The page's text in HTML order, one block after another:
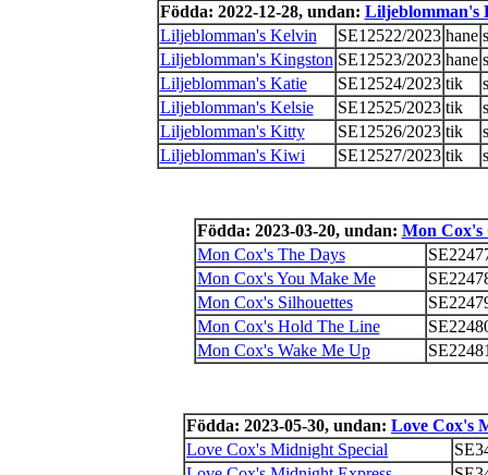
Födda: 2022-12-28, undan: Liljeblomman's
Liljeblomman's Kelvin
SE12522/2023 hane
Liljeblomman's Kingston SE12523/2023 hane
Liljeblomman's Katie
SE12524/2023 tik
Liljeblomman's Kelsie
SE12525/2023 tik
Liljeblomman's Kitty
SE12526/2023 tik
Liljeblomman's Kiwi
SE12527/2023 tik
Födda: 2023-03-20, undan: Mon Cox's
Mon Cox's The Days
Mon Cox's You Make Me
Mon Cox's Silhouettes
Mon Cox's Hold The Line
Mon Cox's Wake Me Up
Födda: 2023-05-30, undan: Love Cox's
Love Cox's Midnight Special